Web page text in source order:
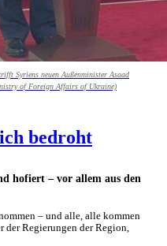
Syriens neuen Außenminister Asaad
of Foreign Affairs of Ukraine)
hofiert – vor allem aus den
bedroht
– und alle, alle kommen
der Regierungen der Region,